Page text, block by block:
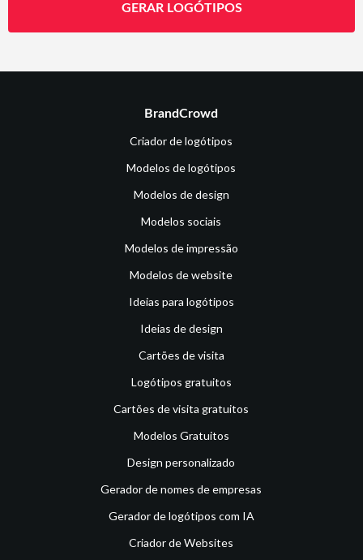
GERAR LOGÓTIPOS
BrandCrowd
Criador de logótipos
Modelos de logótipos
Modelos de design
Modelos sociais
Modelos de impressão
Modelos de website
Ideias para logótipos
Ideias de design
Cartões de visita
Logótipos gratuitos
Cartões de visita gratuitos
Modelos Gratuitos
Design personalizado
Gerador de nomes de empresas
Gerador de logótipos com IA
Criador de Websites